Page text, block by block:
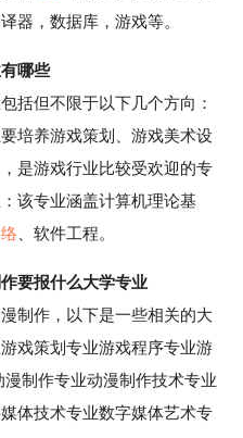
器，数据库，游戏等。
哪些
但不限于以下几个方向：
培养游戏策划、游戏美术设
是游戏行业比较受欢迎的专
该专业涵盖计算机理论基
、软件工程。
要报什么大学专业
作，以下是一些相关的大
戏策划专业游戏程序专业游
制作专业动漫制作技术专业
体技术专业数字媒体艺术专